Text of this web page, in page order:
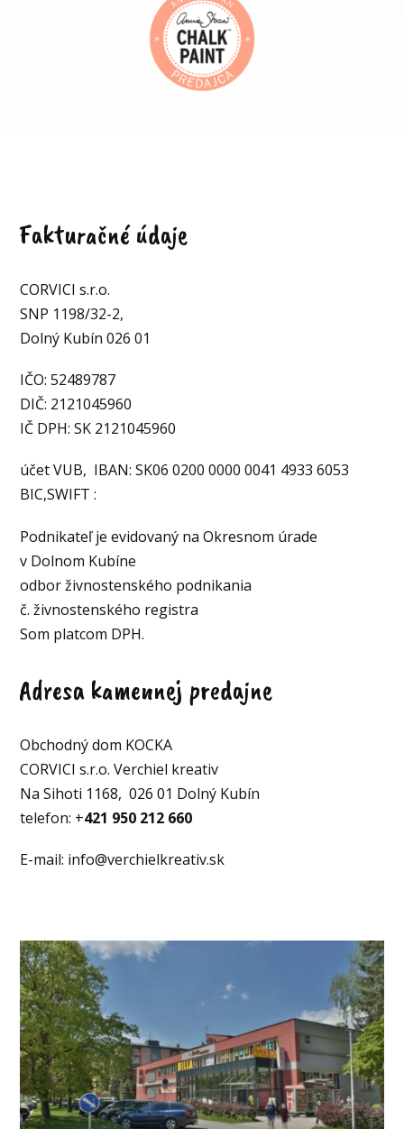
Fakturačné údaje
CORVICI s.r.o.
SNP 1198/32-2,
Dolný Kubín 026 01
IČO: 52489787
DIČ: 2121045960
IČ DPH: SK 2121045960
účet VUB, IBAN: SK06 0200 0000 0041 4933 6053
BIC,SWIFT :
Podnikateľ je evidovaný na Okresnom úrade
v Dolnom Kubíne
odbor živnostenského podnikania
č. živnostenského registra
Som platcom DPH.
Adresa kamennej predajne
Obchodný dom KOCKA
CORVICI s.r.o. Verchiel kreativ
Na Sihoti 1168, 026 01 Dolný Kubín
telefon: +421 950 212 660
E-mail: info@verchielkreativ.sk